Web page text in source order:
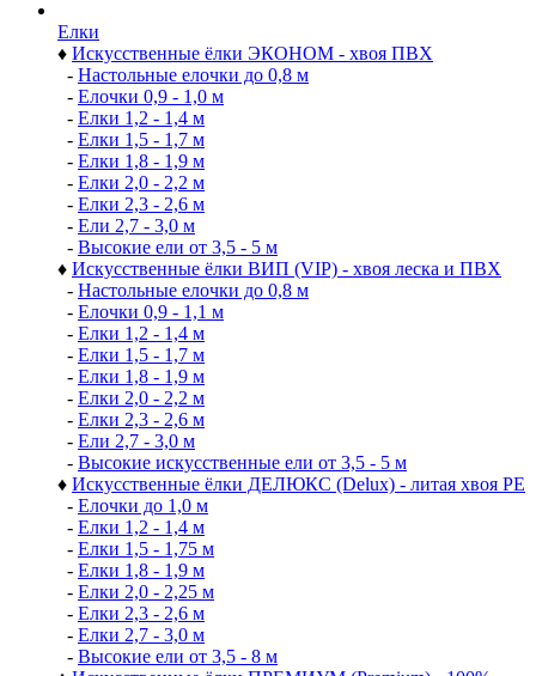
Елки
♦Искусственные ёлки ЭКОНОМ - хвоя ПВХ
- Настольные елочки до 0,8 м
- Елочки 0,9 - 1,0 м
- Елки 1,2 - 1,4 м
-Елки 1,5 - 1,7 м
- Елки 1,8 - 1,9 м
- Елки 2,0 - 2,2 м
- Елки 2,3 - 2,6 м
- Ели 2,7 - 3,0 м
- Высокие ели от 3,5 - 5 м
♦Искусственные ёлки ВИП (VIP) - хвоя леска и ПВХ
- Настольные елочки до 0,8 м
- Елочки 0,9 - 1,1 м
- Елки 1,2 - 1,4 м
-Елки 1,5 - 1,7 м
- Елки 1,8 - 1,9 м
- Елки 2,0 - 2,2 м
- Елки 2,3 - 2,6 м
- Ели 2,7 - 3,0 м
- Высокие искусственные ели от 3,5 - 5 м
♦Искусственные ёлки ДЕЛЮКС (Delux) - литая хвоя РЕ
- Елочки до 1,0 м
- Елки 1,2 - 1,4 м